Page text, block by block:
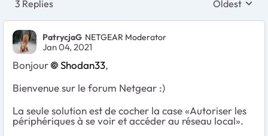
3 Replies Replies
Oldest
PatrycjaG NETGEAR Moderator
Jan 04, 2021
Bonjour Shodan33,
Bienvenue sur le forum Netgear :)
La seule solution est de cocher la case «Autoriser les
périphériques à se voir et accéder au réseau local».